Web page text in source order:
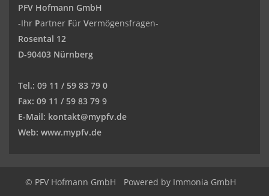
PFV Hofmann GmbH
-Ihr Partner Für Vermögensfragen-
Rosental 12
D-90403 Nürnberg
Tel.: 09 11 / 59 83 79 0
Fax: 09 11 / 59 83 79 9
E-Mail: kontakt@mypfv.de
Web: www.mypfv.de
© PFV Hofmann GmbH
Powered by Immonia GmbH